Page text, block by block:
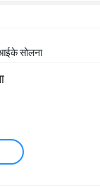
सोलना